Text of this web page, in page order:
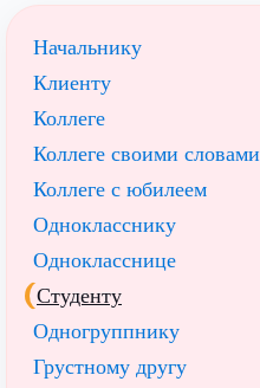
Начальнику
Клиенту
Коллеге
Коллеге своими словами
Коллеге с юбилеем
Однокласснику
Однокласснице
Студенту
Одногруппнику
Грустному другу